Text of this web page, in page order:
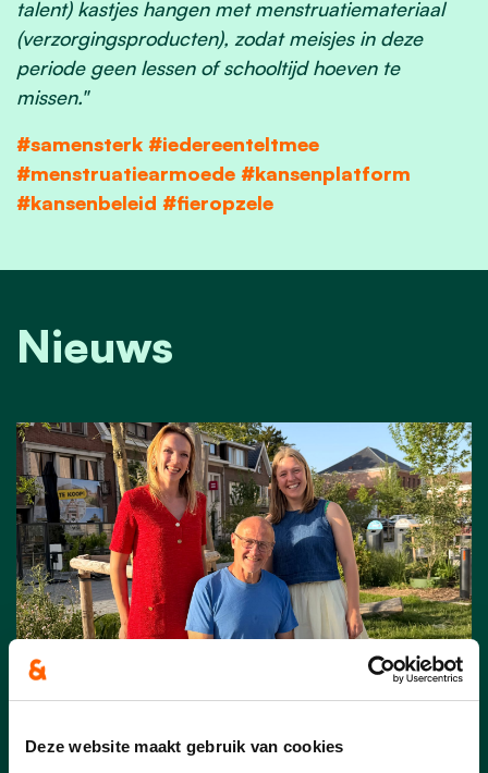
Deze website maakt gebruik van cookies
talent) kastjes hangen met menstruatiemateriaal
(verzorgingsproducten), zodat meisjes in deze
periode geen lessen of schooltijd hoeven te
missen."
#samensterk #iedereenteltmee
#menstruatiearmoede #kansenplatform
#kansenbeleid #fieropzele
Nieuws